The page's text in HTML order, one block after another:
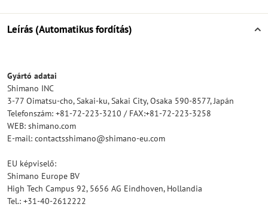
Leírás (Automatikus fordítás)
Gyártó adatai
Shimano INC
3-77 Oimatsu-cho, Sakai-ku, Sakai City, Osaka 590-8577, Japán
Telefonszám: +81-72-223-3210 / FAX:+81-72-223-3258
WEB: shimano.com
E-mail: contactsshimano@shimano-eu.com
EU képviselő:
Shimano Europe BV
High Tech Campus 92, 5656 AG Eindhoven, Hollandia
Tel.: +31-40-2612222